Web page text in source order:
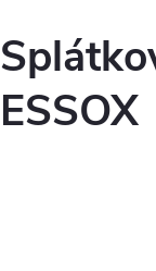
ESSOX